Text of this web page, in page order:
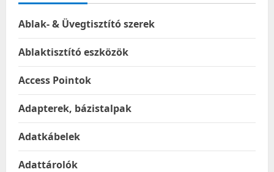
Ablak- & Üvegtisztító szerek
Ablaktisztító eszközök
Access Pointok
Adapterek, bázistalpak
Adatkábelek
Adattárolók